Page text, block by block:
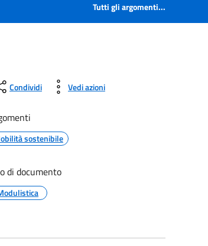
Tutti gli argomenti...
Condividi Vedi azioni
sostenibile
di documento